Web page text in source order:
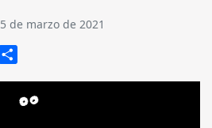
5 de marzo de 2021
WhatsApp